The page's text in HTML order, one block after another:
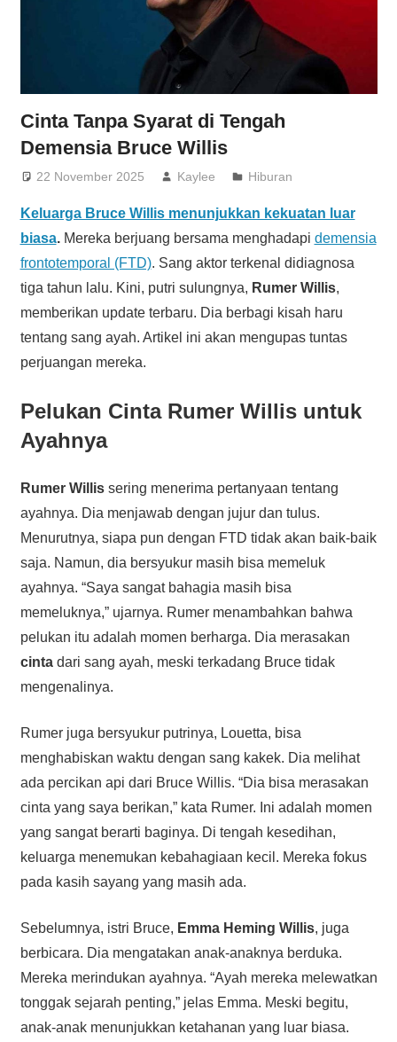
Cinta Tanpa Syarat di Tengah
Demensia Bruce Willis
22 November 2025 Kaylee Hiburan
Keluarga Bruce Willis menunjukkan kekuatan luar
biasa.Mereka berjuang bersama menghadapi demensia
frontotemporal (FTD). Sang aktor terkenal didiagnosa
tiga tahun lalu. Kini, putri sulungnya, Rumer Willis,
memberikan update terbaru. Dia berbagi kisah haru
tentang sang ayah. Artikel ini akan mengupas tuntas
perjuangan mereka.
Pelukan Cinta Rumer Willis untuk
Ayahnya
Rumer Willissering menerima pertanyaan tentang
ayahnya. Dia menjawab dengan jujur dan tulus.
Menurutnya, siapa pun dengan FTD tidak akan baik-baik
saja. Namun, dia bersyukur masih bisa memeluk
ayahnya. “Saya sangat bahagia masih bisa
memeluknya,” ujarnya. Rumer menambahkan bahwa
pelukan itu adalah momen berharga. Dia merasakan
cintadari sang ayah, meski terkadang Bruce tidak
mengenalinya.
Rumer juga bersyukur putrinya, Louetta, bisa
menghabiskan waktu dengan sang kakek. Dia melihat
ada percikan api dari Bruce Willis. “Dia bisa merasakan
cinta yang saya berikan,” kata Rumer. Ini adalah momen
yang sangat berarti baginya. Di tengah kesedihan,
keluarga menemukan kebahagiaan kecil. Mereka fokus
pada kasih sayang yang masih ada.
Sebelumnya, istri Bruce, Emma Heming Willis, juga
berbicara. Dia mengatakan anak-anaknya berduka.
Mereka merindukan ayahnya. “Ayah mereka melewatkan
tonggak sejarah penting,” jelas Emma. Meski begitu,
anak-anak menunjukkan ketahanan yang luar biasa.